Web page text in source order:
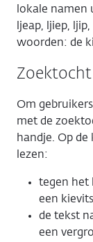
lokale namen
ljeap, ljiep,
woorden: de
Zoektocht
Om
met de
handje. Op
lezen:
tegen het
een
de tekst
een